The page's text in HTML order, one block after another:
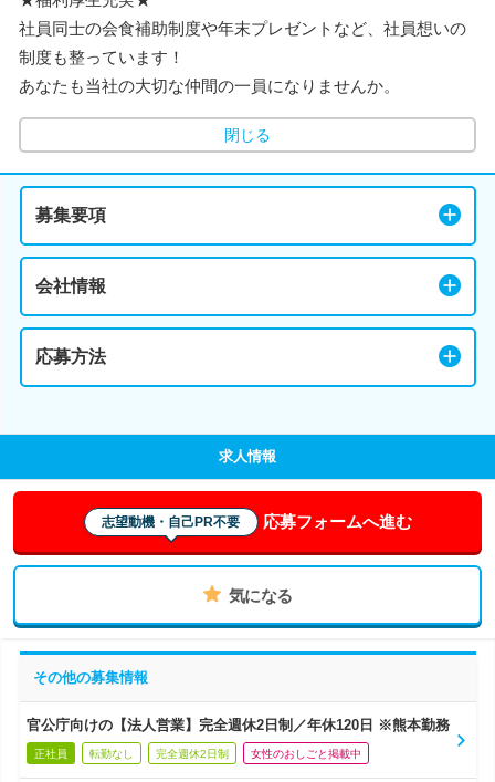
社員同士の会食補助制度や年末プレゼントなど、社員想いの
制度も整っています！
あなたも当社の大切な仲間の一員になりませんか。
閉じる
募集要項
会社情報
応募方法
求人情報
志望動機・自己PR不要 応募フォームへ進む
気になる
その他の募集情報
官公庁向けの【法人営業】完全週休2日制／年休120日 ※熊本勤務
正社員 転勤なし 完全週休2日制 女性のおしごと掲載中